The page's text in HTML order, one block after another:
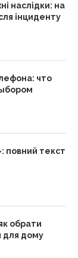
наслідки: на
інциденту
что
повний текст
обрати
для дому